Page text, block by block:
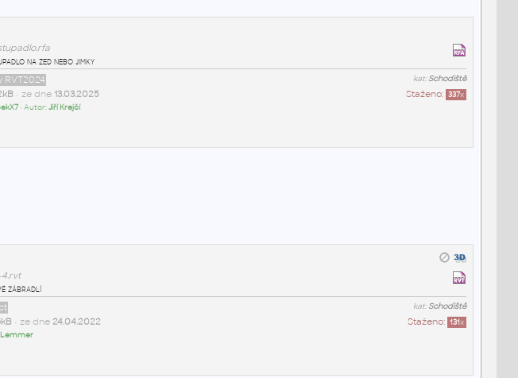
na zed nebo jimky
kat:Schodiště
RVT2024
Staženo: 337x
• ze dne 13.03.2025
• Autor:Jiří Krejčí
4.rvt
zábradlí
kat:Schodiště
Staženo: 131x
• ze dne 24.04.2022
Lemmer